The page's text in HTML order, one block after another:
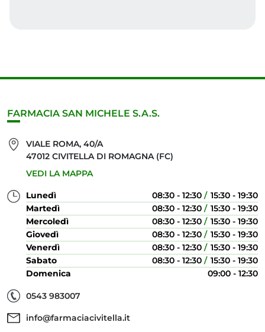
FARMACIA SAN MICHELE S.A.S.
VIALE ROMA, 40/A
47012 CIVITELLA DI ROMAGNA (FC)
VEDI LA MAPPA
Lunedì 08:30 - 12:30
15:30 - 19:30
Martedì
08:30 - 12:30
15:30 - 19:30
Mercoledì
08:30 - 12:30
15:30 - 19:30
Giovedì
08:30 - 12:30
15:30 - 19:30
Venerdì
08:30 - 12:30
15:30 - 19:30
Sabato
08:30 - 12:30
15:30 - 19:30
Domenica
09:00 - 12:30
0543 983007
info@farmaciacivitella.it